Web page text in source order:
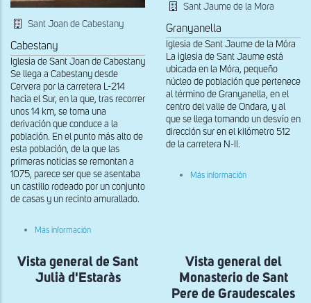
Sant Joan de Cabestany
Cabestany
Iglesia de Sant Joan de Cabestany
Se llega a Cabestany desde
Cervera por la carretera L-214
hacia el Sur, en la que, tras recorrer
unos 14 km, se toma una
derivación que conduce a la
población. En el punto más alto de
esta población, de la que las
primeras noticias se remontan a
1075, parece ser que se asentaba
un castillo rodeado por un conjunto
de casas y un recinto amurallado.
Más información
del
sur
Sant Jaume de la Mora
Granyanella
Iglesia de Sant Jaume de la Móra
La iglesia de Sant Jaume está
ubicada en la Móra, pequeño
núcleo de población que pertenece
al término de Granyanella, en el
centro del valle de Ondara, y al
que se llega tomando un desvío en
dirección sur en el kilómetro 512
de la carretera N-II.
Más información
Móra
Vista general de Sant
Julià d'Estaràs
Vista general del
Monasterio de Sant
Pere de Graudescales